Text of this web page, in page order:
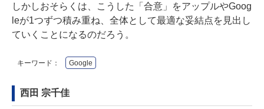
しかしおそらくは、こうした「合意」をアップルやGoog
leが1つずつ積み重ね、全体として最適な妥結点を見出し
ていくことになるのだろう。
キーワード： Google
西田 宗千佳